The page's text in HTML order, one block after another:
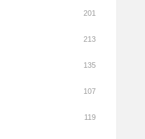
201
213
135
107
119